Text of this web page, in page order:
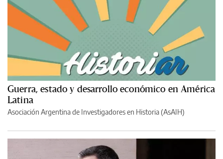
Guerra, estado y desarrollo económico en América
Latina
Asociación Argentina de Investigadores en Historia (AsAIH)